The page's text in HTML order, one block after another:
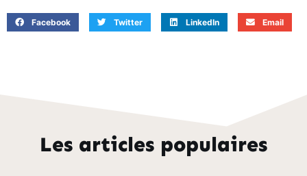
Facebook Twitter LinkedIn Email
Les articles populaires